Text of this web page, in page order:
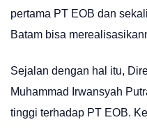
pertama PT EOB dan
Batam bisa
Sejalan dengan hal itu,
Muhammad Irwansyah
tinggi terhadap PT EOB.